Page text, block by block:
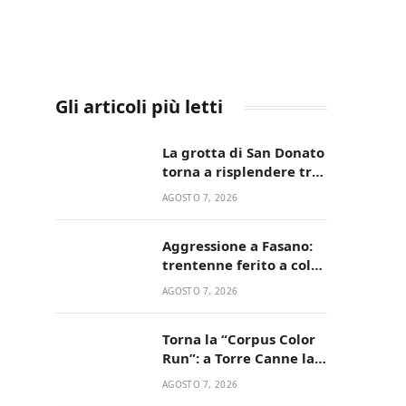
Gli articoli più letti
La grotta di San Donato
torna a risplendere tra
fede, natura e
AGOSTO 7, 2026
Aggressione a Fasano:
trentenne ferito a colpi
di pistola in casa
AGOSTO 7, 2026
Torna la “Corpus Color
Run”: a Torre Canne la
corsa più allegra e
AGOSTO 7, 2026